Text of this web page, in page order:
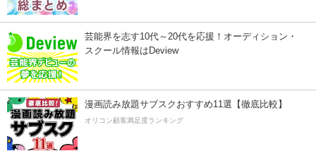
芸能界を志す10代～20代を応援！オーディション・
スクール情報はDeview
漫画読み放題サブスクおすすめ11選【徹底比較】
オリコン顧客満足度ランキング